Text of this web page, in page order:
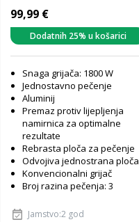
99,99 €
Dodatnih 25% u košarici
Snaga grijača: 1800 W
Jednostavno pečenje
Aluminij
Premaz protiv lijepljenja
namirnica za optimalne
rezultate
Rebrasta ploča za pečenje
Odvojiva jednostrana ploča
Konvencionalni grijač
Broj razina pečenja: 3
Jamstvo:2 god